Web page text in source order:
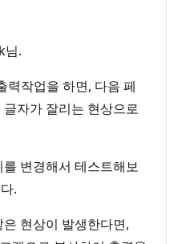
님.
작업을 하면, 다음 페
자가 잘리는 현상으로
변경해서 테스트해보
.
현상이 발생한다면,